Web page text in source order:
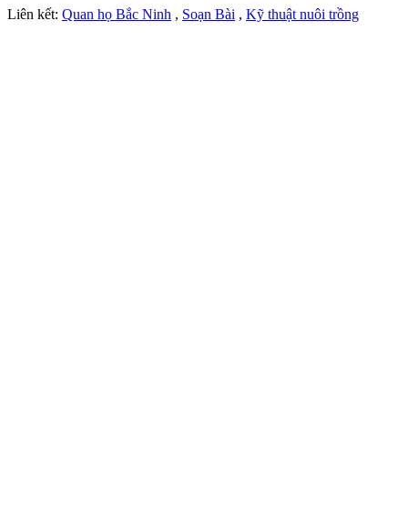
Liên kết: Quan họ Bắc Ninh , Soạn Bài , Kỹ thuật nuôi trồng